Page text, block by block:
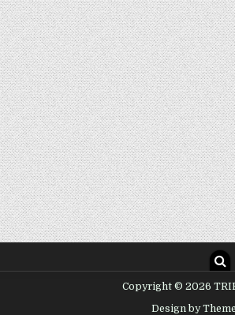
Copyright © 2026
Design by